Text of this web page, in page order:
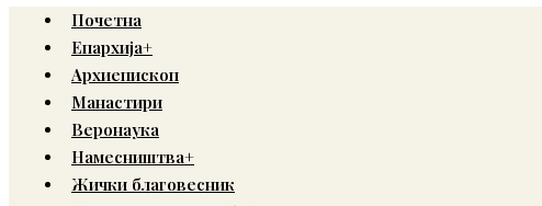
Почетна
Епархија+
Архиепископ
Манастири
Веронаука
Намесништва+
Жички благовесник